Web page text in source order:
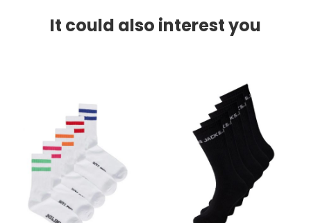
It could also interest you